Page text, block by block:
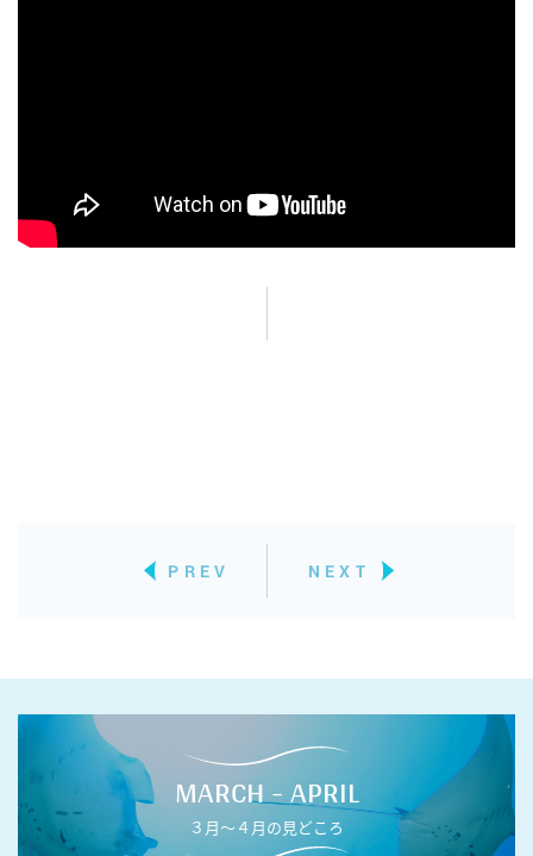
PREV NEXT
MARCH - APRIL
３月〜４月の見どころ